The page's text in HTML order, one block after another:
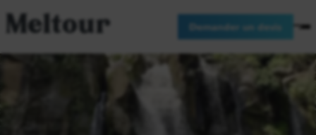
Meltour Demander un devis